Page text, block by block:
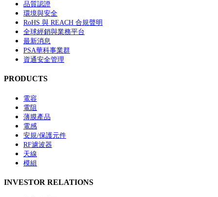
品質認證
環境與安全
RoHS 與 REACH 合規聲明
全球經銷與業務平台
最新消息
PSA華科事業群
資通安全管理
PRODUCTS
電容
電阻
薄膜產品
電感
安規/保護元件
RF濾波器
天線
模組
INVESTOR RELATIONS